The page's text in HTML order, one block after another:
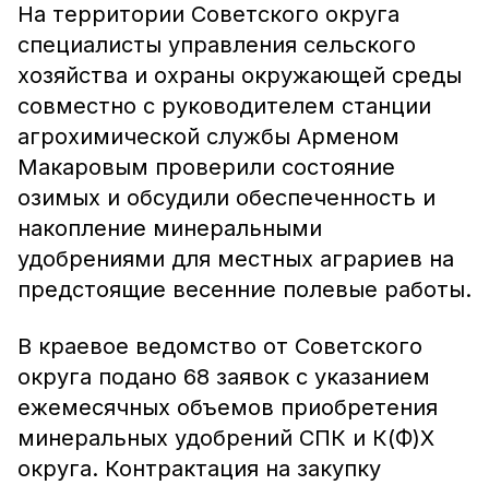
На территории Советского округа
специалисты управления сельского
хозяйства и охраны окружающей среды
совместно с руководителем станции
агрохимической службы Арменом
Макаровым проверили состояние
озимых и обсудили обеспеченность и
накопление минеральными
удобрениями для местных аграриев на
предстоящие весенние полевые работы.
В краевое ведомство от Советского
округа подано 68 заявок с указанием
ежемесячных объемов приобретения
минеральных удобрений СПК и К(Ф)Х
округа. Контрактация на закупку